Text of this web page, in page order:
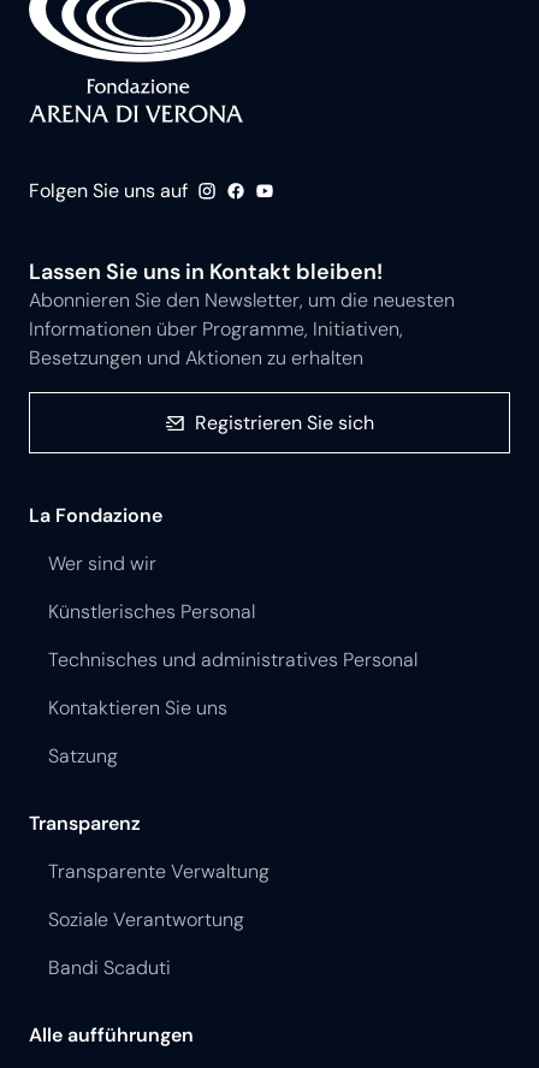
Folgen Sie uns auf
Lassen Sie uns in Kontakt bleiben!
Abonnieren Sie den Newsletter, um die neuesten
Informationen über Programme, Initiativen,
Besetzungen und Aktionen zu erhalten
Registrieren Sie sich
La Fondazione
Wer sind wir
Künstlerisches Personal
Technisches und administratives Personal
Kontaktieren Sie uns
Satzung
Transparenz
Transparente Verwaltung
Soziale Verantwortung
Bandi Scaduti
Alle aufführungen